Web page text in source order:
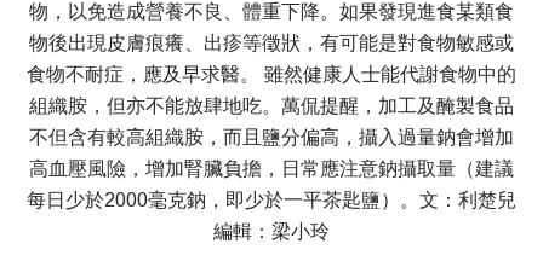
物，以免造成營養不良、體重下降。如果發現進食某類食
物後出現皮膚痕癢、出疹等徵狀，有可能是對食物敏感或
食物不耐症，應及早求醫。 雖然健康人士能代謝食物中的
組織胺，但亦不能放肆地吃。萬侃提醒，加工及醃製食品
不但含有較高組織胺，而且鹽分偏高，攝入過量鈉會增加
高血壓風險，增加腎臟負擔，日常應注意鈉攝取量（建議
每日少於2000毫克鈉，即少於一平茶匙鹽）。文：利楚兒
編輯：梁小玲